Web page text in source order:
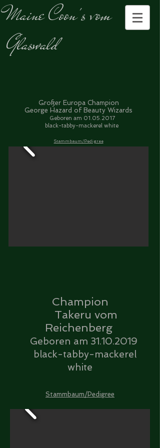
MaineCoon's vom
Glaswald
Großer Europa Champion
George Hazard of Beauty Wizards
Geboren am 01.05.2017
black-tabby-mackerel white
Stammbaum/Pedigree
Champion
Takeru vom
Reichenberg
Geboren am 31.10.2019
black-tabby-mackerel
white
Stammbaum/Pedigree